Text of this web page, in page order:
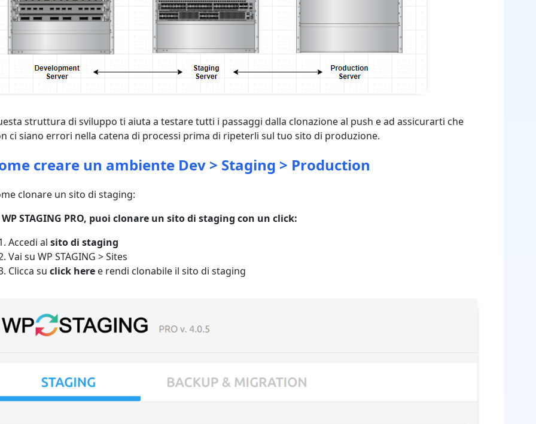
struttura di sviluppo ti aiuta a testare tutti i passaggi dalla clonazione al push e ad assicurarti che
ci siano errori nella catena di processi prima di ripeterli sul tuo sito di produzione.
creare un ambiente Dev > Staging > Production
clonare un sito di staging:
STAGING PRO, puoi clonare un sito di staging con un click:
Accedi alsito di staging
Vai su WP STAGING > Sites
Clicca suclick here e rendi clonabile il sito di staging